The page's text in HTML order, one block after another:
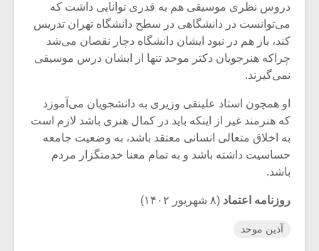
دروس نظری موسیقی هم به قدری توانایی داشت که
می‌توانست در دانشگاهی در سطح دانشگاه تهران تدریس
کند، باز هم در نبود ایشان دانشگاه دچار نقصان می‌شد
چراکه هنرجویان دکتر موحد تنها از ایشان درس موسیقی
نمی‌گیرند.
او همچون استاد علینقی وزیری به دانشجویان می‌آموزد
که هنرمند غیر از اینکه باید در کمال هنری باشد لازم است
به اخلاق متعالی انسانی معتقد باشد، به وضعیت جامعه
حساسیت داشته باشد و به تمام معنا خدمتگزار مردم
باشد.
روزنامه اعتماد (۸‌ شهریور ۱۴۰۲)
آذین موحد